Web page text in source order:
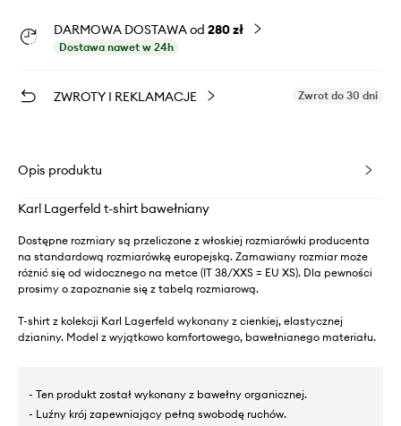
DARMOWA DOSTAWA od 280 zł
Dostawa nawet w 24h
ZWROTY I REKLAMACJE Zwrot do 30 dni
Opis produktu
Karl Lagerfeld t-shirt bawełniany
Dostępne rozmiary są przeliczone z włoskiej rozmiarówki producenta
na standardową rozmiarówkę europejską. Zamawiany rozmiar może
różnić się od widocznego na metce (IT 38/XXS = EU XS). Dla pewności
prosimy o zapoznanie się z tabelą rozmiarową.
T-shirt z kolekcji Karl Lagerfeld wykonany z cienkiej, elastycznej
dzianiny. Model z wyjątkowo komfortowego, bawełnianego materiału.
- Ten produkt został wykonany z bawełny organicznej.
- Luźny krój zapewniający pełną swobodę ruchów.